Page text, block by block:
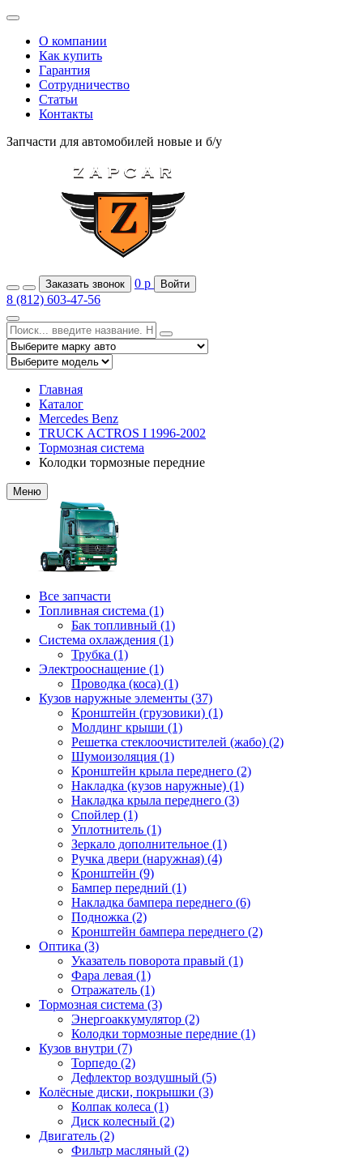
О компании
Как купить
Гарантия
Сотрудничество
Статьи
Контакты
Запчасти для автомобилей новые и б/у
Заказать звонок 0 р Войти
8 (812) 603-47-56
Главная
Каталог
Mercedes Benz
TRUCK ACTROS I 1996-2002
Тормозная система
Колодки тормозные передние
Меню
Все запчасти
Топливная система (1)
Бак топливный (1)
Система охлаждения (1)
Трубка (1)
Электрооснащение (1)
Проводка (коса) (1)
Кузов наружные элементы (37)
Кронштейн (грузовики) (1)
Молдинг крыши (1)
Решетка стеклоочистителей (жабо) (2)
Шумоизоляция (1)
Кронштейн крыла переднего (2)
Накладка (кузов наружные) (1)
Накладка крыла переднего (3)
Спойлер (1)
Уплотнитель (1)
Зеркало дополнительное (1)
Ручка двери (наружная) (4)
Кронштейн (9)
Бампер передний (1)
Накладка бампера переднего (6)
Подножка (2)
Кронштейн бампера переднего (2)
Оптика (3)
Указатель поворота правый (1)
Фара левая (1)
Отражатель (1)
Тормозная система (3)
Энергоаккумулятор (2)
Колодки тормозные передние (1)
Кузов внутри (7)
Торпедо (2)
Дефлектор воздушный (5)
Колёсные диски, покрышки (3)
Колпак колеса (1)
Диск колесный (2)
Двигатель (2)
Фильтр масляный (2)